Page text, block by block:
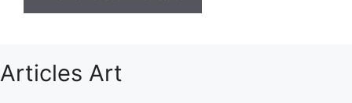
Articles Art